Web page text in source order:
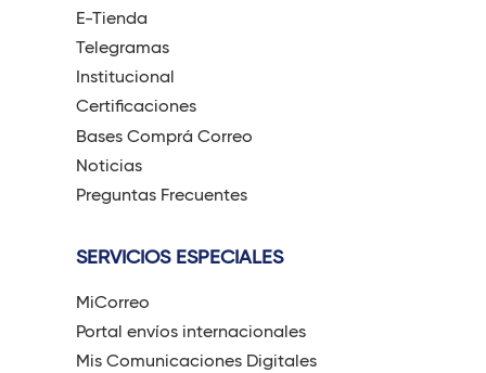
E-Tienda
Telegramas
Institucional
Certificaciones
Bases Comprá Correo
Noticias
Preguntas Frecuentes
SERVICIOS ESPECIALES
MiCorreo
Portal envíos internacionales
Mis Comunicaciones Digitales